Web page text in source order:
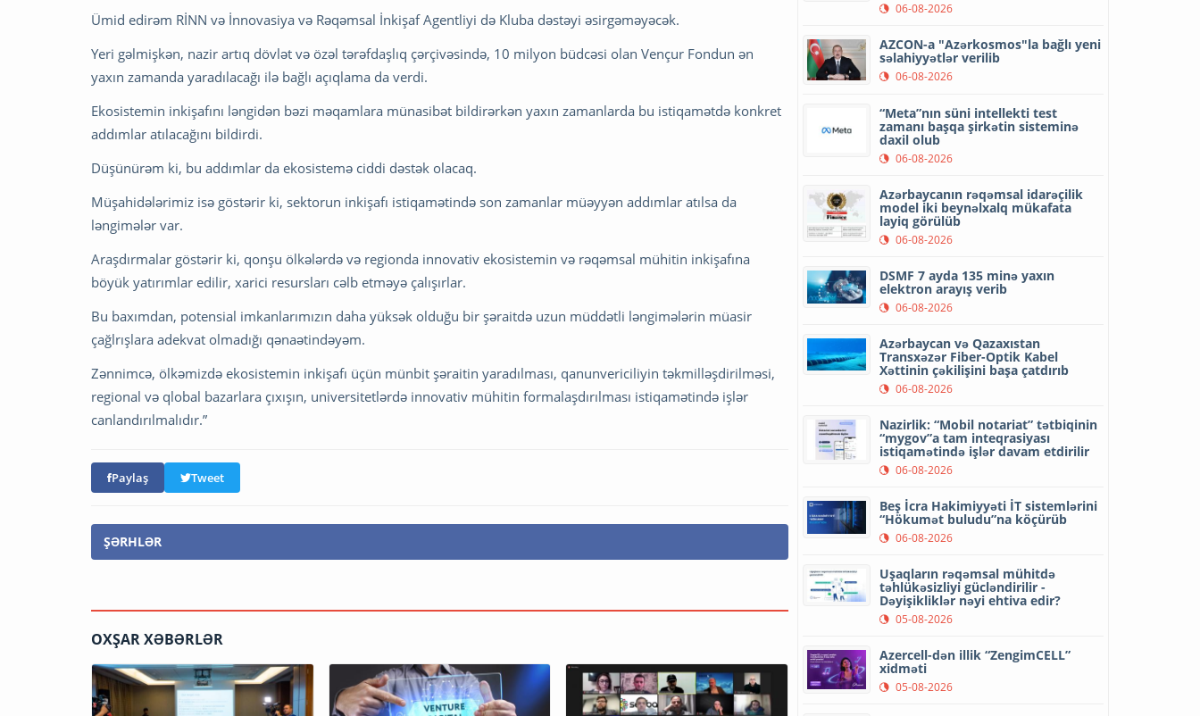
Ümid edirəm RİNN və İnnovasiya və Rəqəmsal İnkişaf Agentliyi də Kluba dəstəyi əsirgəməyəcək.
Yeri gəlmişkən, nazir artıq dövlət və özəl tərəfdaşlıq çərçivəsində, 10 milyon büdcəsi olan Vençur Fondun ən
yaxın zamanda yaradılacağı ilə bağlı açıqlama da verdi.
Ekosistemin inkişafını ləngidən bəzi məqamlara münasibət bildirərkən yaxın zamanlarda bu istiqamətdə konkret
addımlar atılacağını bildirdi.
Düşünürəm ki, bu addımlar da ekosistemə ciddi dəstək olacaq.
Müşahidələrimiz isə göstərir ki, sektorun inkişafı istiqamətində son zamanlar müəyyən addımlar atılsa da
ləngimələr var.
Araşdırmalar göstərir ki, qonşu ölkələrdə və regionda innovativ ekosistemin və rəqəmsal mühitin inkişafına
böyük yatırımlar edilir, xarici resursları cəlb etməyə çalışırlar.
Bu baxımdan, potensial imkanlarımızın daha yüksək olduğu bir şəraitdə uzun müddətli ləngimələrin müasir
çağlrışlara adekvat olmadığı qənaətindəyəm.
Zənnimcə, ölkəmizdə ekosistemin inkişafı üçün münbit şəraitin yaradılması, qanunvericiliyin təkmilləşdirilməsi,
regional və qlobal bazarlara çıxışın, universitetlərdə innovativ mühitin formalaşdırılması istiqamətində işlər
canlandırılmalıdır.”
Paylaş Tweet
ŞƏRHLƏR
OXŞAR XƏBƏRLƏR
06-08-2026
AZCON-a "Azərkosmos"la bağlı yeni
səlahiyyətlər verilib
06-08-2026
“Meta”nın süni intellekti test
zamanı başqa şirkətin sisteminə
daxil olub
06-08-2026
Azərbaycanın rəqəmsal idarəçilik
model iki beynəlxalq mükafata
layiq görülüb
06-08-2026
DSMF 7 ayda 135 minə yaxın
elektron arayış verib
06-08-2026
Azərbaycan və Qazaxıstan
Transxəzər Fiber-Optik Kabel
Xəttinin çəkilişini başa çatdırıb
06-08-2026
Nazirlik: “Mobil notariat” tətbiqinin
“mygov”a tam inteqrasiyası
istiqamətində işlər davam etdirilir
06-08-2026
Beş İcra Hakimiyyəti İT sistemlərini
“Hökumət buludu”na köçürüb
06-08-2026
Uşaqların rəqəmsal mühitdə
təhlükəsizliyi gücləndirilir -
Dəyişikliklər nəyi ehtiva edir?
05-08-2026
Azercell-dən illik “ZengimCELL”
xidməti
05-08-2026